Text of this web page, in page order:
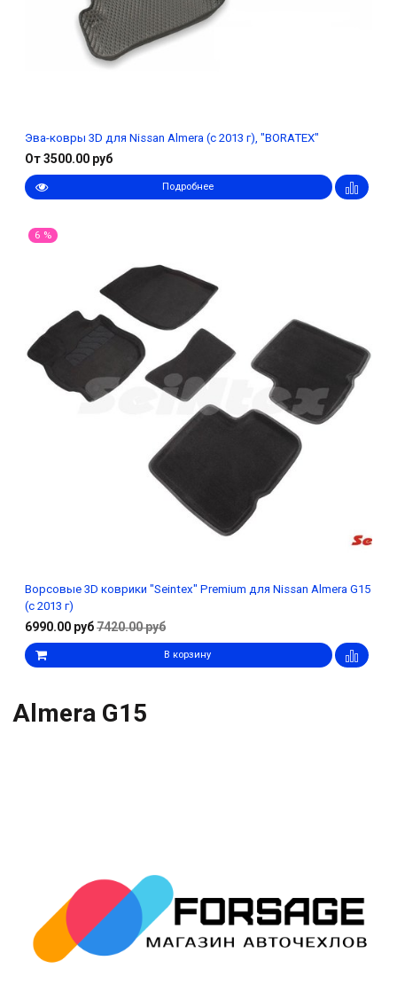
Эва-ковры 3D для Nissan Almera (с 2013 г), "BORATEX"
От 3500.00 руб
Подробнее
6 %
Ворсовые 3D коврики "Seintex" Premium для Nissan Almera G15
(с 2013 г)
6990.00 руб7420.00 руб
В корзину
Almera G15